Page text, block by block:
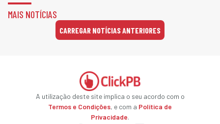
MAIS NOTÍCIAS
CARREGAR NOTÍCIAS ANTERIORES
A utilização deste site implica o seu acordo com o
Termos e Condições, e com a Política de
Privacidade.